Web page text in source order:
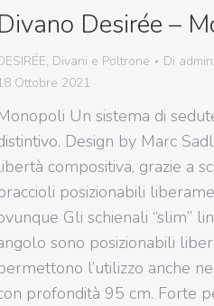
Divano Desirée –
, Divani e Poltrone Di
Ottobre 2021
Un sistema di
Design by Marc
compositiva, grazie a
posizionabili
Gli schienali “slim”
sono posizionabili
l’utilizzo anche
profondità 95 cm. Forte